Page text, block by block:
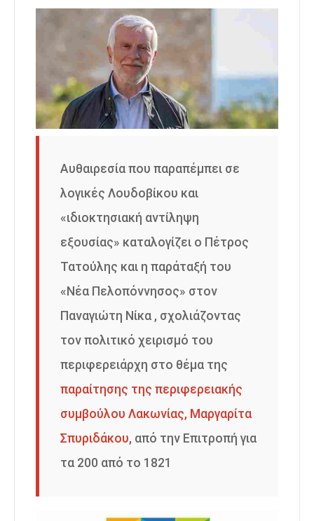
Αυθαιρεσία που παραπέμπει σε
λογικές Λουδοβίκου και
«ιδιοκτησιακή αντίληψη
εξουσίας» καταλογίζει ο Πέτρος
Τατούλης και η παράταξή του
«Νέα Πελοπόννησος» στον
Παναγιώτη Νίκα , σχολιάζοντας
τον πολιτικό χειρισμό του
περιφερειάρχη στο θέμα της
παραίτησης της περιφερειακής
συμβούλου Λακωνίας, Μαργαρίτα
Σπυριδάκου, από την Επιτροπή για
τα 200 από το 1821